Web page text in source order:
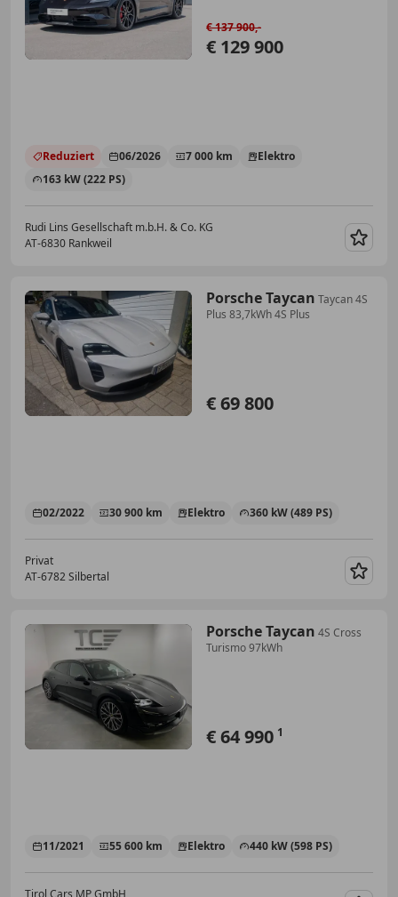
€ 129 900
€ 137 900,-
Reduziert 06/2026 7 000 km
Elektro
163 kW (222 PS)
Rudi Lins Gesellschaft m.b.H. & Co. KG
AT-6830 Rankweil
Porsche Taycan Taycan 4S
Plus 83,7kWh 4S Plus
€ 69 800
02/2022 30 900 km Elektro 360 kW (489 PS)
Privat
AT-6782 Silbertal
Porsche Taycan 4S Cross
Turismo 97kWh
€ 64 990 1
11/2021 55 600 km Elektro 440 kW (598 PS)
Tirol Cars MP GmbH